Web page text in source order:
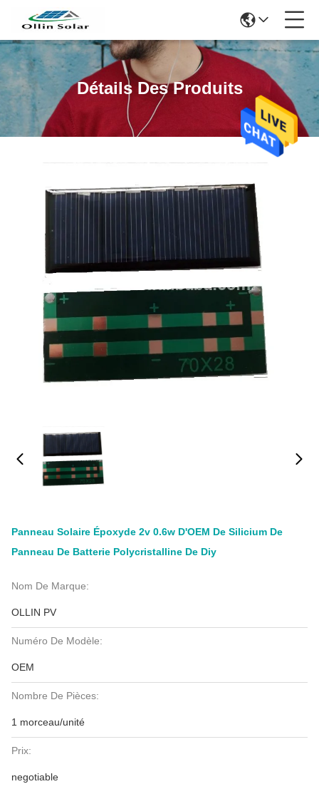
Détails Des Produits
Panneau Solaire Époxyde 2v 0.6w D'OEM De Silicium De
Panneau De Batterie Polycristalline De Diy
Nom De Marque:
OLLIN PV
Numéro De Modèle:
OEM
Nombre De Pièces:
1 morceau/unité
Prix:
negotiable